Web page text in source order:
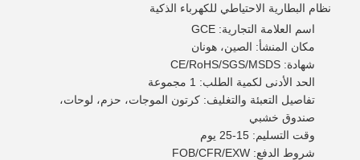
نظام البطارية الاحتياطي للكهرباء الذكية
اسم العلامة التجارية: GCE
مكان المنشأ: الصين، هونان
شهادة: CE/RoHS/SGS/MSDS
الحد الأدنى لكمية الطلب: 1 مجموعة
تفاصيل التعبئة والتغليف: كرتون الموجات، حزم، لوحات،
صندوق خشبي
وقت التسليم: 15-25 يوم
شروط الدفع: FOB/CFR/EXW